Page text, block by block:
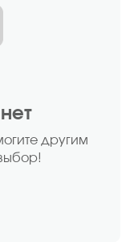
другим